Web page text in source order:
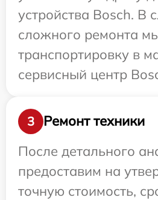
устройства Bosch. В
сложного ремонта
транспортировку в
сервисный центр
3
Ремонт техники
После детального
предоставим на
точную стоимость,